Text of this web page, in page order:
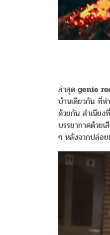
ล่าสุด genie
บ้านเดียวกัน ที่ห่
ด้วยกัน สำเนียง
บรรยากาศด้วย
ๆ หลังจากปล่อย